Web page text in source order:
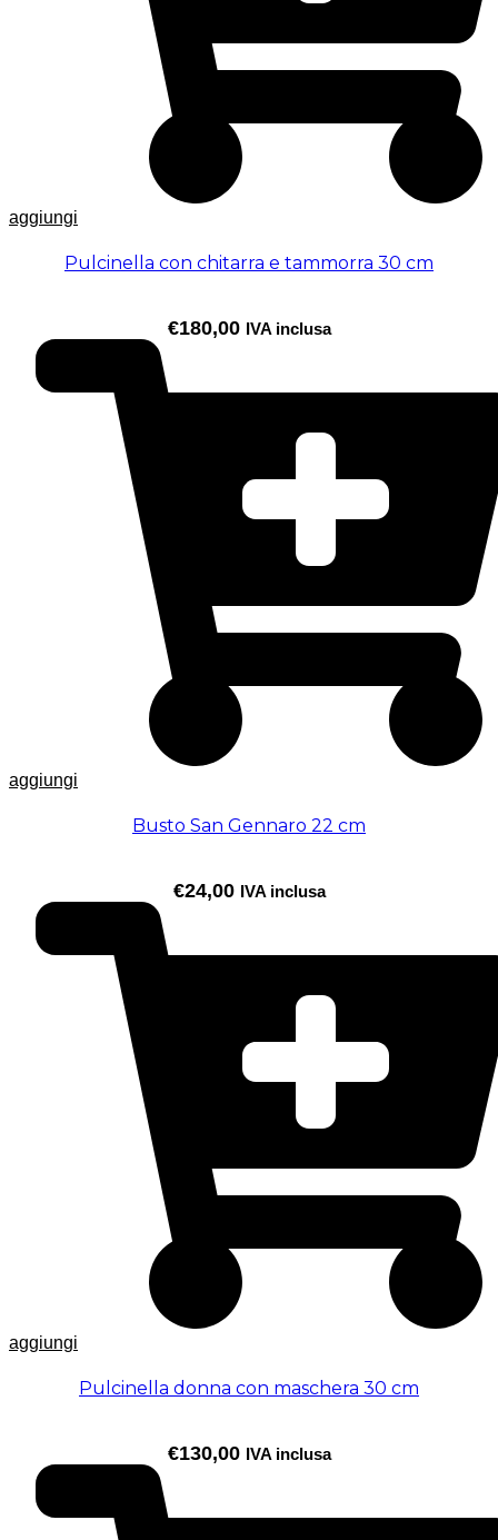
aggiungi
Pulcinella con chitarra e tammorra 30 cm
€180,00 IVA inclusa
aggiungi
Busto San Gennaro 22 cm
€24,00 IVA inclusa
aggiungi
Pulcinella donna con maschera 30 cm
€130,00 IVA inclusa